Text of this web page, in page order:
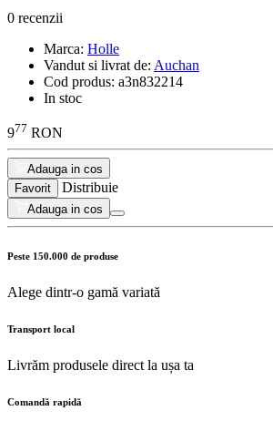
0 recenzii
Marca: Holle
Vandut si livrat de: Auchan
Cod produs: a3n832214
In stoc
977 RON
Adauga in cos
Favorit
Distribuie
Adauga in cos
Peste 150.000 de produse
Alege dintr-o gamă variată
Transport local
Livrăm produsele direct la ușa ta
Comandă rapidă